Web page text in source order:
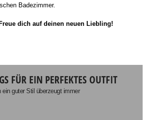
Badezimmer.
dich auf deinen neuen Liebling!
FÜR EIN PERFEKTES OUTFIT
ein guter Stil überzeugt immer